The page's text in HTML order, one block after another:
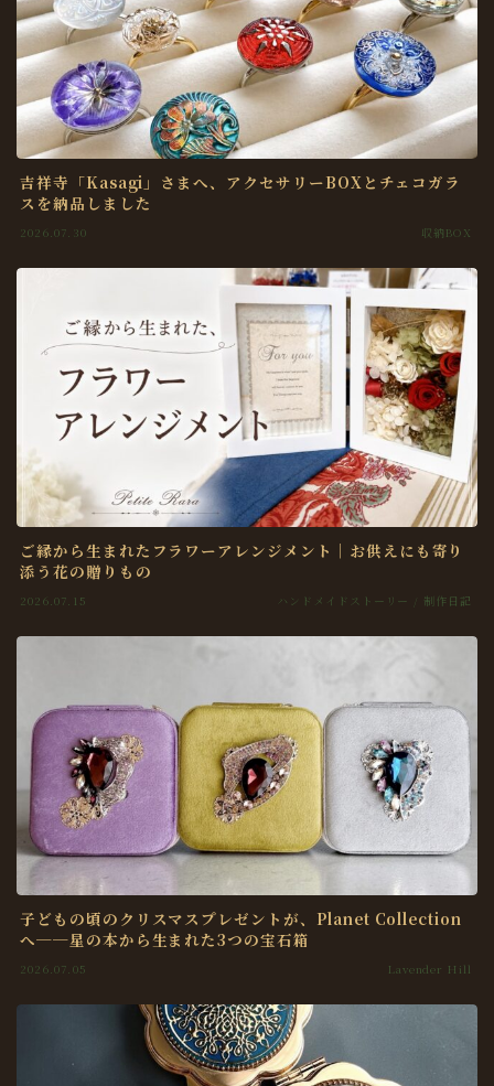
吉祥寺「Kasagi」さまへ、アクセサリーBOXとチェコガラ
スを納品しました
2026.07.30 収納BOX
ご縁から生まれたフラワーアレンジメント｜お供えにも寄り
添う花の贈りもの
2026.07.15 ハンドメイドストーリー / 制作日記
子どもの頃のクリスマスプレゼントが、Planet Collection
へ──星の本から生まれた3つの宝石箱
2026.07.05 Lavender Hill